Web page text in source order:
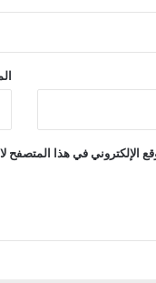
الإلكتروني في هذا المتصفح